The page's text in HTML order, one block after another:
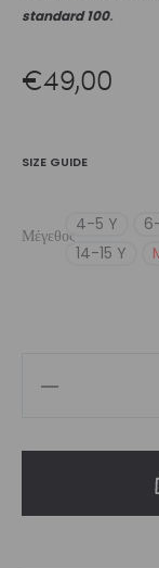
standard 100.
€49,00
SIZE GUIDE
Μέγεθος
4-5 Y
14-15 Y